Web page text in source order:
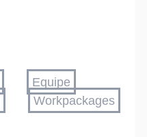
Equipe
Workpackages